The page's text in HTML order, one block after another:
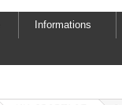
Informations